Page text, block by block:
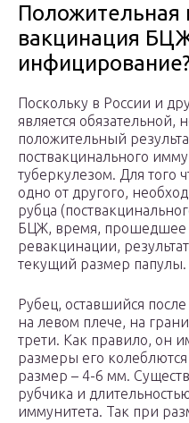
Положительная
вакцинация
Поскольку в России и
является обязательной,
положительный
поствакцинального
туберкулезом. Для
одно от другого,
рубца
БЦЖ, время, прошедшее
ревакцинации,
текущий размер папулы.
Рубец, оставшийся
на левом плече, на
трети. Как правило, он
размеры его
размер – 4-6 мм.
рубчика и
иммунитета. Так при